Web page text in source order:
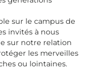
sur le campus de
invités à nous
sur notre relation
les merveilles
ou lointaines.